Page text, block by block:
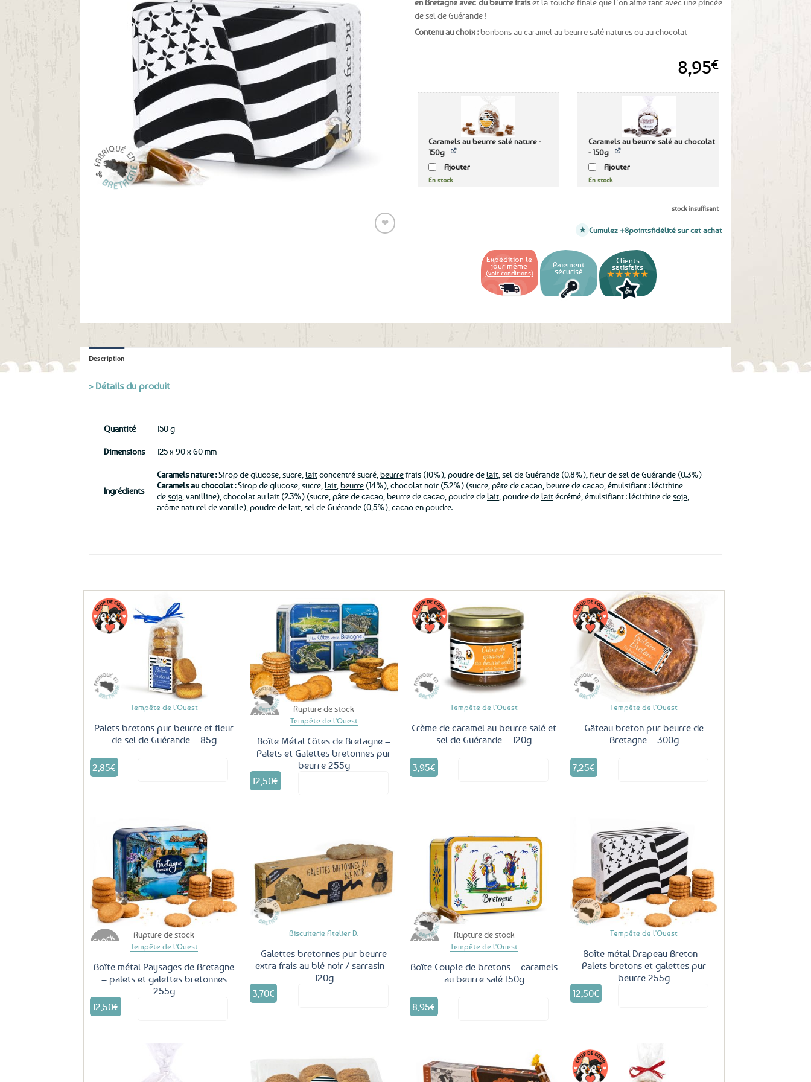
❤
en Bretagne avec du beurre fraiset la touche finale que l’on aime tant avec une pincée
de sel de Guérande !
Contenu au choix :bonbons au caramel au beurre salé natures ou au chocolat
8,95€
Caramels au beurre salé nature -
150g
Ajouter
En stock
Caramels au beurre salé au chocolat
- 150g
Ajouter
En stock
stock insuffisant
Cumulez +8pointsfidélité sur cet achat
Expédition le
jour même
(voir conditions)
Paiement
sécurisé
Clients
satisfaits
★★★★★
Description
> Détails du produit
Quantité 150 g
Dimensions 125 x 90 x 60 mm
Ingrédients
Caramels nature :Sirop de glucose, sucre, laitconcentré sucré, beurrefrais (10%), poudre delait , sel de Guérande (0.8%), fleur de sel de Guérande (0.3%)
Caramels au chocolat :Sirop de glucose, sucre, lait beurre (14%), chocolat noir (5.2%) (sucre, pâte de cacao, beurre de cacao, émulsifiant : lécithine
desoja , vanilline), chocolat au lait (2.3%) (sucre, pâte de cacao, beurre de cacao, poudre delait , poudre delaitécrémé, émulsifiant : lécithine desoja
arôme naturel de vanille), poudre delait , sel de Guérande (0,5%), cacao en poudre.
Tempête de l'Ouest
Palets bretons pur beurre et fleur
de sel de Guérande – 85g
2,85€
Ajouter
aux
favoris
Rupture de stock
Tempête de l'Ouest
Boîte Métal Côtes de Bretagne –
Palets et Galettes bretonnes pur
beurre 255g
12,50€
Tempête de l'Ouest
Crème de caramel au beurre salé et
sel de Guérande – 120g
3,95€
Ajouter
aux
favoris
Tempête de l'Ouest
Gâteau breton pur beurre de
Bretagne – 300g
7,25€
aux
favoris
Rupture de stock
Tempête de l'Ouest
Boîte métal Paysages de Bretagne
– palets et galettes bretonnes
255g
12,50€
Ajouter
aux
favoris
Biscuiterie Atelier D.
Galettes bretonnes pur beurre
extra frais au blé noir / sarrasin –
120g
3,70€
Ajouter
Rupture de stock
Tempête de l'Ouest
Boîte Couple de bretons – caramels
au beurre salé 150g
8,95€
aux
favoris
Tempête de l'Ouest
Boîte métal Drapeau Breton –
Palets bretons et galettes pur
beurre 255g
12,50€